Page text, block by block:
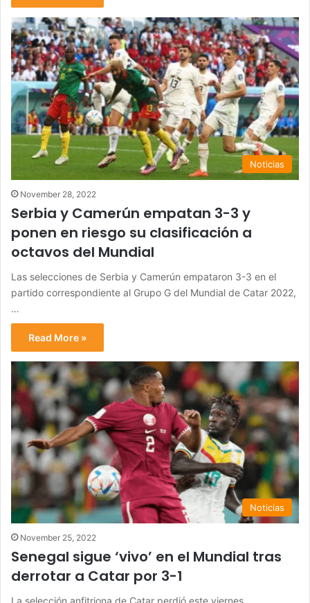
Noticias
November 28, 2022
Serbia y Camerún empatan 3-3 y
ponen en riesgo su clasificación a
octavos del Mundial
Las selecciones de Serbia y Camerún empataron 3-3 en el
partido correspondiente al Grupo G del Mundial de Catar 2022,
…
Read More »
Noticias
November 25, 2022
Senegal sigue ‘vivo’ en el Mundial tras
derrotar a Catar por 3-1